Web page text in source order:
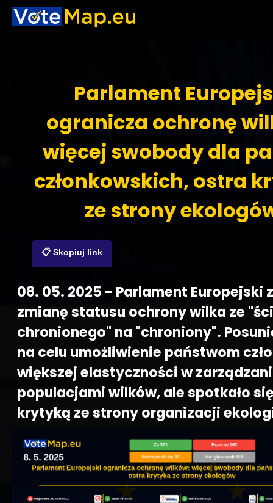
Parlament
ogranicza ochronę
więcej swobody dla
członkowskich, ostra
ze strony
📋 Skopiuj link
08. 05. 2025 - Parlament Europejski
zmianę statusu ochrony wilka ze
chronionego" na "chroniony".
na celu umożliwienie państwom
większej elastyczności w
populacjami wilków, ale spotkało
krytyką ze strony organizacji